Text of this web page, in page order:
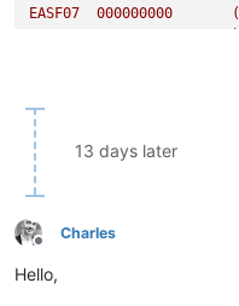
EASF07  000000000       (
EASD02  000000000
EASD03  000500000
EASD04  001000000
IRMS1   001
PREF    06      E
SINSTS  00000   T
13 days later
Offline
Charles
Hello,